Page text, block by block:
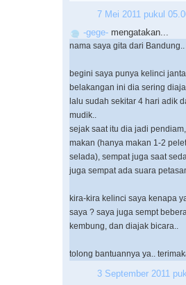
7 Mei 2011 pukul
-gege- mengatakan...
nama saya gita dari Bandung..
begini saya punya kelinci
belakangan ini dia sering
lalu sudah sekitar 4 hari adik
mudik..
sejak saat itu dia jadi
makan (hanya makan 1-2
selada), sempat juga saat
juga sempat ada suara
kira-kira kelinci saya kenapa
saya ? saya juga sempt
kembung, dan diajak bicara..
tolong bantuannya ya..
3 September 2011